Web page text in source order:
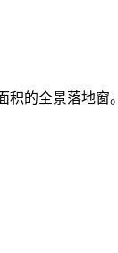
的全景落地窗。